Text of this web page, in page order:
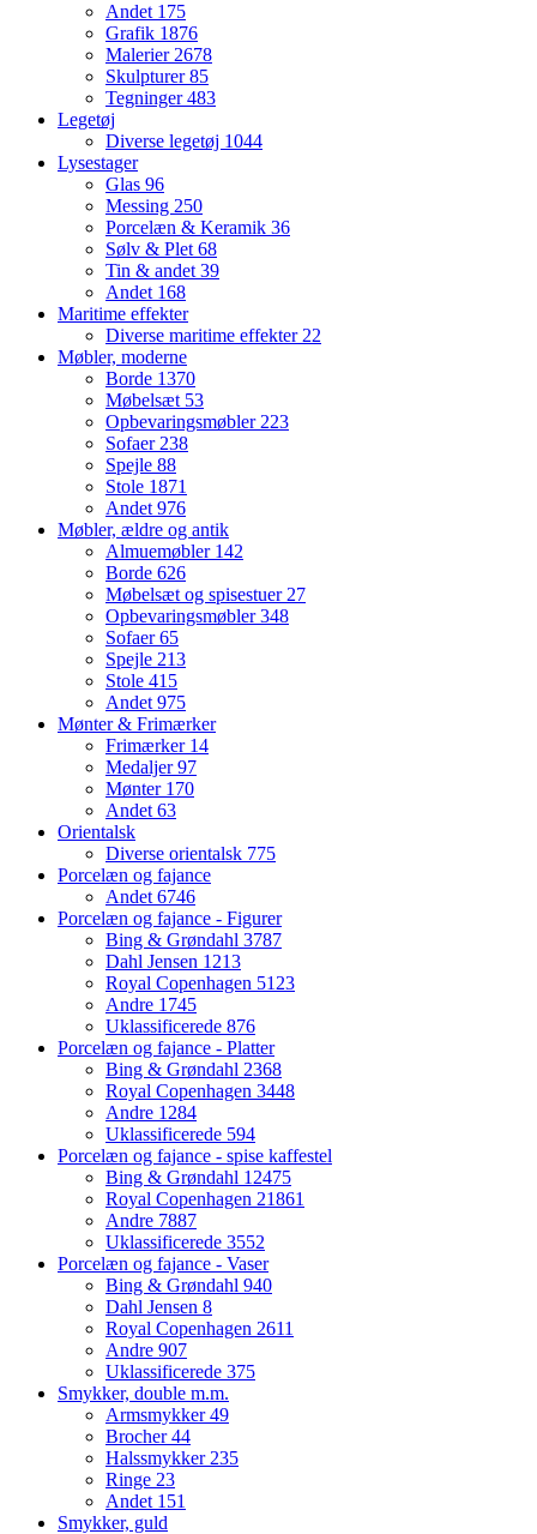
Andet 175
Grafik 1876
Malerier2678
Skulpturer85
Tegninger483
Legetøj
Diverse legetøj 1044
Lysestager
Glas 96
Messing 250
Porcelæn & Keramik 36
Sølv & Plet68
Tin & andet39
Andet 168
Maritime effekter
Diverse maritime effekter22
Møbler, moderne
Borde 1370
Møbelsæt 53
Opbevaringsmøbler223
Sofaer238
Spejle 88
Stole 1871
Andet976
Møbler, ældre og antik
Almuemøbler 142
Borde 626
Møbelsæt og spisestuer27
Opbevaringsmøbler348
Sofaer65
Spejle 213
Stole 415
Andet975
Mønter & Frimærker
Frimærker 14
Medaljer97
Mønter 170
Andet63
Orientalsk
Diverse orientalsk 775
Porcelæn og fajance
Andet6746
Porcelæn og fajance - Figurer
Bing & Grøndahl 3787
Dahl Jensen 1213
Royal Copenhagen 5123
Andre 1745
Uklassificerede 876
Porcelæn og fajance - Platter
Bing & Grøndahl 2368
Royal Copenhagen 3448
Andre 1284
Uklassificerede 594
Porcelæn og fajance - spise kaffestel
Bing & Grøndahl 12475
Royal Copenhagen 21861
Andre 7887
Uklassificerede 3552
Porcelæn og fajance - Vaser
Bing & Grøndahl 940
Dahl Jensen 8
Royal Copenhagen 2611
Andre 907
Uklassificerede 375
Smykker, double m.m.
Armsmykker49
Brocher44
Halssmykker235
Ringe 23
Andet 151
Smykker, guld